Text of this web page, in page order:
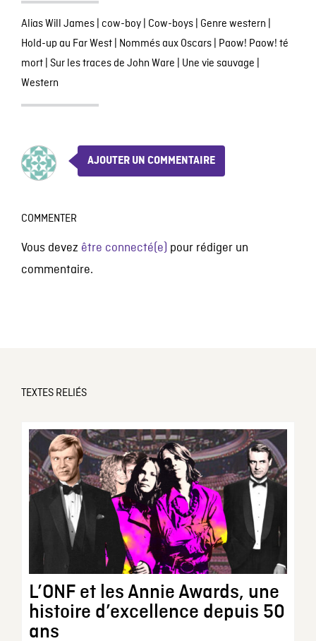
Alias Will James| cow-boy| Cow-boys| Genre western
Hold-up au Far West| Nommés aux Oscars| Paow! Paow! té
mort| Sur les traces de John Ware Une vie sauvage
Western
AJOUTER UN COMMENTAIRE
COMMENTER
Vous devez être connecté(e) pour rédiger un
commentaire.
TEXTES RELIÉS
L’ONF et les Annie Awards, une
histoire d’excellence depuis 50
ans